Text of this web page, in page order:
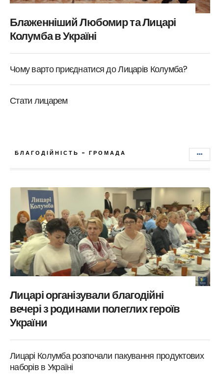
Блаженніший Любомир та Лицарі
Колумба в Україні
Чому варто приєднатися до Лицарів Колумба?
Стати лицарем
БЛАГОДІЙНІСТЬ - ГРОМАДА
Лицарі організували благодійні
вечері з родинами полеглих героїв
України
Лицарі Колумба розпочали пакування продуктових
наборів в Україні